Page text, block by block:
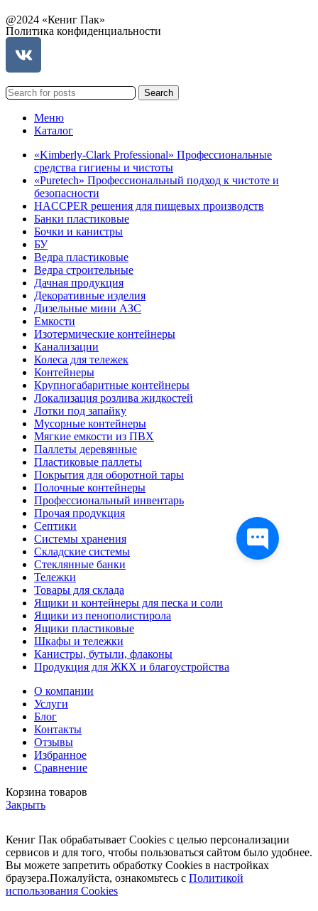
@2024 «Кениг Пак»
Политика конфиденциальности
Search
Меню
Каталог
«Kimberly-Clark Professional» Профессиональные
средства гигиены и чистоты
«Puretech» Профессиональный подход к чистоте и
безопасности
HACCPER решения для пищевых производств
Банки пластиковые
Бочки и канистры
БУ
Ведра пластиковые
Ведра строительные
Дачная продукция
Декоративные изделия
Дизельные мини АЗС
Емкости
Изотермические контейнеры
Канализации
Колеса для тележек
Контейнеры
Крупногабаритные контейнеры
Локализация розлива жидкостей
Лотки под запайку
Мусорные контейнеры
Мягкие емкости из ПВХ
Паллеты деревянные
Пластиковые паллеты
Покрытия для оборотной тары
Полочные контейнеры
Профессиональный инвентарь
Прочая продукция
Септики
Системы хранения
Складские системы
Стеклянные банки
Тележки
Товары для склада
Ящики и контейнеры для песка и соли
Ящики из пенополистирола
Ящики пластиковые
Шкафы и тележки
Канистры, бутыли, флаконы
Продукция для ЖКХ и благоустройства
О компании
Услуги
Блог
Контакты
Отзывы
Избранное
Сравнение
Корзина товаров
Закрыть
Кениг Пак обрабатывает Cookies с целью персонализации
сервисов и для того, чтобы пользоваться сайтом было удобнее.
Вы можете запретить обработку Cookies в настройках
браузера.Пожалуйста, ознакомьтесь с Политикой
использования Cookies